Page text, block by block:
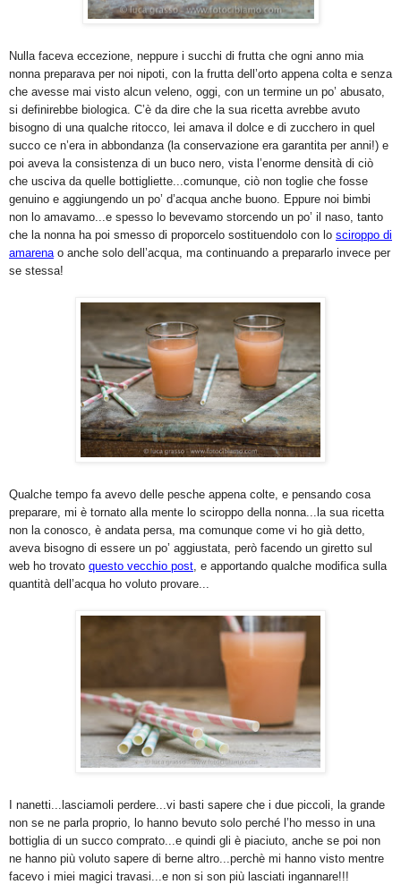
Nulla faceva eccezione, neppure i succhi di frutta che ogni anno mia
nonna preparava per noi nipoti, con la frutta dell’orto appena colta e senza
che avesse mai visto alcun veleno, oggi, con un termine un po’ abusato,
si definirebbe biologica. C’è da dire che la sua ricetta avrebbe avuto
bisogno di una qualche ritocco, lei amava il dolce e di zucchero in quel
succo ce n’era in abbondanza (la conservazione era garantita per anni!) e
poi aveva la consistenza di un buco nero, vista l’enorme densità di ciò
che usciva da quelle bottigliette...comunque, ciò non toglie che fosse
genuino e aggiungendo un po’ d’acqua anche buono. Eppure noi bimbi
non lo amavamo...e spesso lo bevevamo storcendo un po’ il naso, tanto
che la nonna ha poi smesso di proporcelo sostituendolo con lo sciroppo di
amarena o anche solo dell’acqua, ma continuando a prepararlo invece per
se stessa!
Qualche tempo fa avevo delle pesche appena colte, e pensando cosa
preparare, mi è tornato alla mente lo sciroppo della nonna...la sua ricetta
non la conosco, è andata persa, ma comunque come vi ho già detto,
aveva bisogno di essere un po’ aggiustata, però facendo un giretto sul
web ho trovato questo vecchio post , e apportando qualche modifica sulla
quantità dell’acqua ho voluto provare...
I nanetti...lasciamoli perdere...vi basti sapere che i due piccoli, la grande
non se ne parla proprio, lo hanno bevuto solo perché l’ho messo in una
bottiglia di un succo comprato...e quindi gli è piaciuto, anche se poi non
ne hanno più voluto sapere di berne altro...perchè mi hanno visto mentre
facevo i miei magici travasi...e non si son più lasciati ingannare!!!